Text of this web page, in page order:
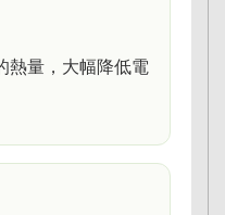
熱量，大幅降低電